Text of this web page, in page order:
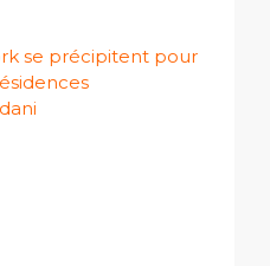
se précipitent pour